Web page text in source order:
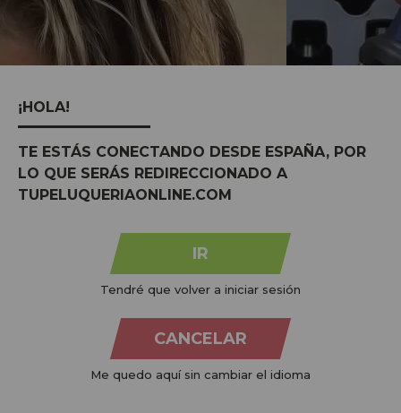
MARCAS:
¡HOLA!
TE ESTÁS CONECTANDO DESDE ESPAÑA, POR
LO QUE SERÁS REDIRECCIONADO A
TUPELUQUERIAONLINE.COM
IR
Tendré que volver a iniciar sesión
CANCELAR
Me quedo aquí sin cambiar el idioma